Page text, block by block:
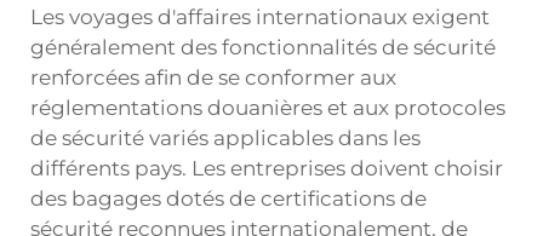
Les voyages d'affaires internationaux exigent
généralement des fonctionnalités de sécurité
renforcées afin de se conformer aux
réglementations douanières et aux protocoles
de sécurité variés applicables dans les
différents pays. Les entreprises doivent choisir
des bagages dotés de certifications de
sécurité reconnues internationalement, de